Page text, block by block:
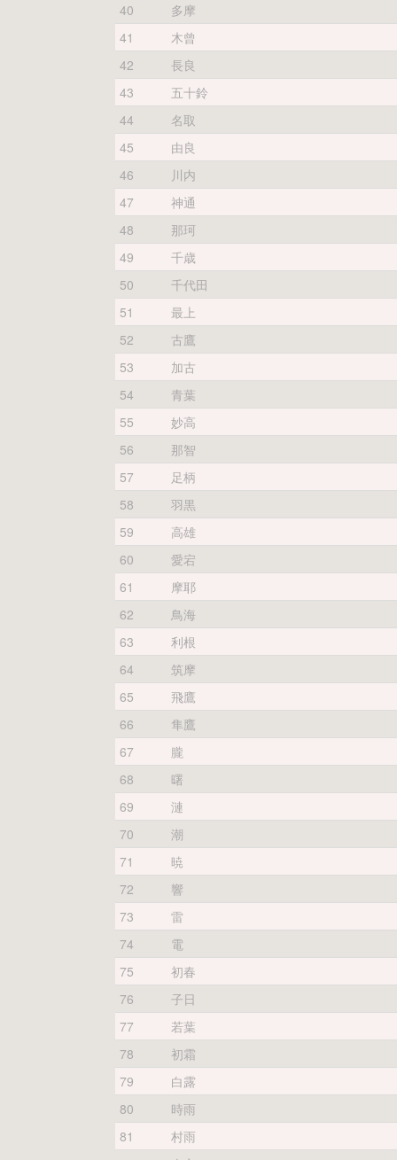
40
多摩
41
木曾
42
長良
43
五十鈴
44
名取
45
由良
46
川内
47
神通
48
那珂
49
千歳
50
千代田
51
最上
52
古鷹
53
加古
54
青葉
55
妙高
56
那智
57
足柄
58
羽黒
59
高雄
60
愛宕
61
摩耶
62
鳥海
63
利根
64
筑摩
65
飛鷹
66
隼鷹
67
朧
68
曙
69
漣
70
潮
71
暁
72
響
73
雷
74
電
75
初春
76
子日
77
若葉
78
初霜
79
白露
80
時雨
81
村雨